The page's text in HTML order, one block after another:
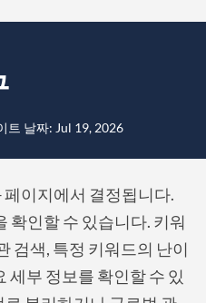
트 날짜: Jul 19, 2026
이지에서 결정됩니다.
확인할 수 있습니다. 키워
검색, 특정 키워드의 난이
세부 정보를 확인할 수 있